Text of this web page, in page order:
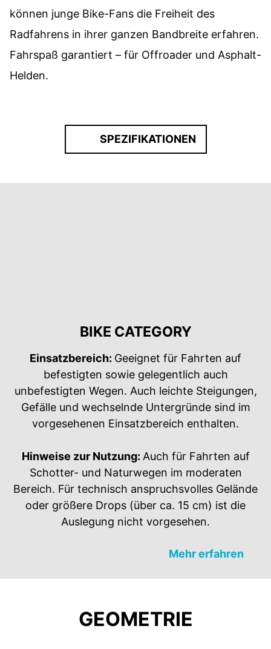
können junge Bike-Fans die Freiheit des
Radfahrens in ihrer ganzen Bandbreite erfahren.
Fahrspaß garantiert – für Offroader und Asphalt-
Helden.
SPEZIFIKATIONEN
BIKE CATEGORY
Einsatzbereich: Geeignet für Fahrten auf
befestigten sowie gelegentlich auch
unbefestigten Wegen. Auch leichte Steigungen,
Gefälle und wechselnde Untergründe sind im
vorgesehenen Einsatzbereich enthalten.​
Hinweise zur Nutzung: Auch für Fahrten auf
Schotter- und Naturwegen im moderaten
Bereich. Für technisch anspruchsvolles Gelände
oder größere Drops (über ca. 15 cm) ist die
Auslegung nicht vorgesehen.
Mehr erfahren
GEOMETRIE